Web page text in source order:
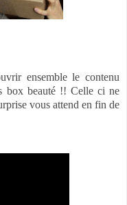
ensemble le contenu
box beauté !! Celle ci ne
vous attend en fin de